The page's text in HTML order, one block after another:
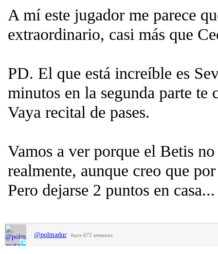
A mí este jugador me parece
extraordinario, casi más que
PD. El que está increíble es
minutos en la segunda parte te
Vaya recital de pases.
Vamos a ver porque el Betis
realmente, aunque creo que
Pero dejarse 2 puntos en
@polmadur · hace 671 semanas